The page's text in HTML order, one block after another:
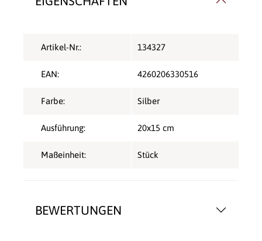
BEWERTUNGEN
Artikel-Nr.: 134327
EAN: 4260206330516
Farbe: Silber
Ausführung: 20x15 cm
Maßeinheit: Stück